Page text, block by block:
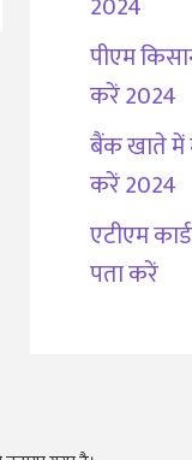
पीएम
करें 2024
बैंक खाते में
करें 2024
एटीएम
पता करें